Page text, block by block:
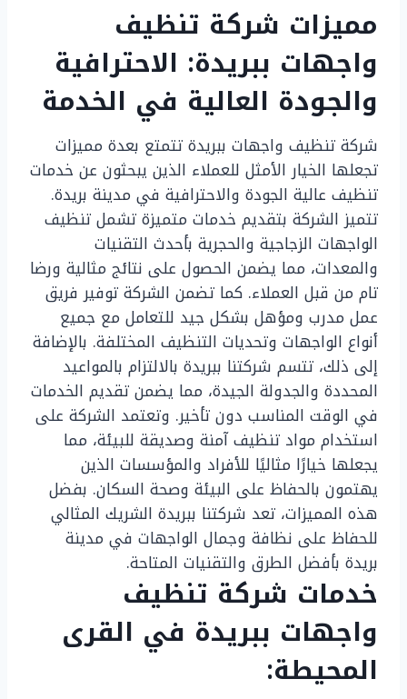
مميزات شركة تنظيف
واجهات ببريدة: الاحترافية
والجودة العالية في الخدمة
شركة تنظيف واجهات ببريدة تتمتع بعدة مميزات
تجعلها الخيار الأمثل للعملاء الذين يبحثون عن خدمات
تنظيف عالية الجودة والاحترافية في مدينة بريدة.
تتميز الشركة بتقديم خدمات متميزة تشمل تنظيف
الواجهات الزجاجية والحجرية بأحدث التقنيات
والمعدات، مما يضمن الحصول على نتائج مثالية ورضا
تام من قبل العملاء. كما تضمن الشركة توفير فريق
عمل مدرب ومؤهل بشكل جيد للتعامل مع جميع
أنواع الواجهات وتحديات التنظيف المختلفة. بالإضافة
إلى ذلك، تتسم شركتنا ببريدة بالالتزام بالمواعيد
المحددة والجدولة الجيدة، مما يضمن تقديم الخدمات
في الوقت المناسب دون تأخير. وتعتمد الشركة على
استخدام مواد تنظيف آمنة وصديقة للبيئة، مما
يجعلها خيارًا مثاليًا للأفراد والمؤسسات الذين
يهتمون بالحفاظ على البيئة وصحة السكان. بفضل
هذه المميزات، تعد شركتنا ببريدة الشريك المثالي
للحفاظ على نظافة وجمال الواجهات في مدينة
بريدة بأفضل الطرق والتقنيات المتاحة.
خدمات شركة تنظيف
واجهات ببريدة في القرى
المحيطة: